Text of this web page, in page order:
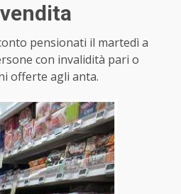
pensionati il martedì a
con invalidità pari o
offerte agli anta.